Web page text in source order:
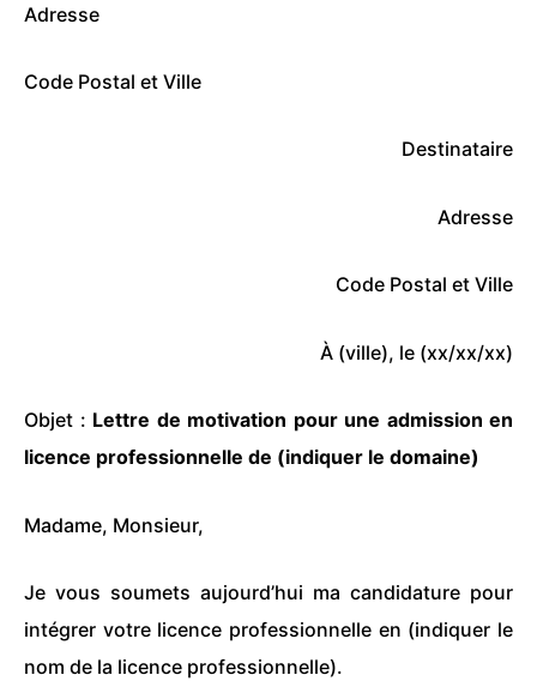
Adresse
Code Postal et Ville
Destinataire
Adresse
Code Postal et Ville
À (ville), le (xx/xx/xx)
Objet : Lettre de motivation pour une admission en
licence professionnelle de (indiquer le domaine)
Madame, Monsieur,
Je vous soumets aujourd’hui ma candidature pour
intégrer votre licence professionnelle en (indiquer le
nom de la licence professionnelle).